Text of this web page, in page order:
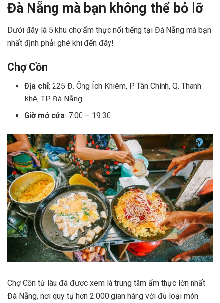
Đà Nẵng mà bạn không thể bỏ lỡ
Dưới đây là 5 khu chợ ẩm thực nổi tiếng tại Đà Nẵng mà bạn
nhất định phải ghé khi đến đây!
Chợ Cồn
Địa chỉ: 225 Đ. Ông Ích Khiêm, P. Tân Chính, Q. Thanh
Khê, TP. Đà Nẵng
Giờ mở cửa: 7:00 – 19:30
Chợ Cồn từ lâu đã được xem là trung tâm ẩm thực lớn nhất
Đà Nẵng, nơi quy tụ hơn 2.000 gian hàng với đủ loại món